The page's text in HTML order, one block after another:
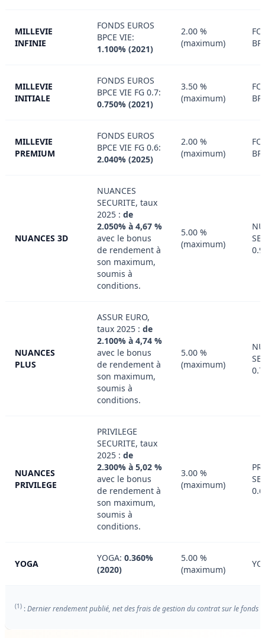
MILLEVIE
INFINIE
FONDS EUROS
BPCE VIE:
1.100% (2021)
2.00 %
(maximum)
MILLEVIE
INITIALE
FONDS EUROS
BPCE VIE FG 0.7:
0.750% (2021)
3.50 %
(maximum)
MILLEVIE
PREMIUM
FONDS EUROS
BPCE VIE FG 0.6:
2.040% (2025)
2.00 %
(maximum)
NUANCES 3D
NUANCES
SECURITE, taux
2025 : de
2.050% à 4,67 %
avec le bonus
de rendement à
son maximum,
soumis à
conditions.
5.00 %
(maximum)
NUANCES
PLUS
ASSUR EURO,
taux 2025 : de
2.100% à 4,74 %
avec le bonus
de rendement à
son maximum,
soumis à
conditions.
5.00 %
(maximum)
NUANCES
PRIVILEGE
PRIVILEGE
SECURITE, taux
2025 : de
2.300% à 5,02 %
avec le bonus
de rendement à
son maximum,
soumis à
conditions.
3.00 %
(maximum)
YOGA
YOGA: 0.360%
(2020)
5.00 %
(maximum)
(1) :Dernier rendement publié, net des frais de gestion du contrat sur le fonds